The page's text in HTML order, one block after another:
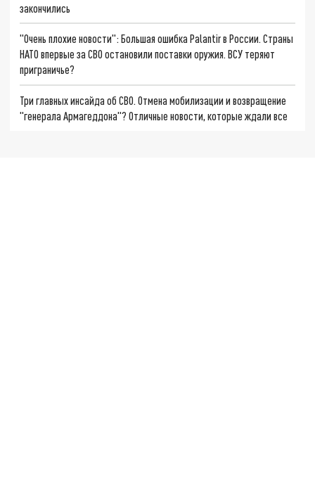
закончились
"Очень плохие новости": Большая ошибка Palantir в России. Страны
НАТО впервые за СВО остановили поставки оружия. ВСУ теряют
приграничье?
Три главных инсайда об СВО. Отмена мобилизации и возвращение
"генерала Армагеддона"? Отличные новости, которые ждали все